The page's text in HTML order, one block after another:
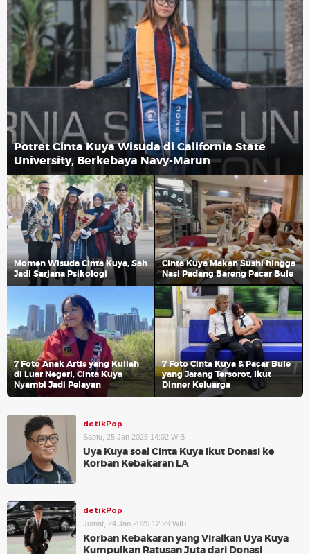
Potret Cinta Kuya Wisuda di California State
University, Berkebaya Navy-Marun
Momen Wisuda Cinta Kuya, Sah
Jadi Sarjana Psikologi
Cinta Kuya Makan Sushi hingga
Nasi Padang Bareng Pacar Bule
7 Foto Anak Artis yang Kuliah
di Luar Negeri, Cinta Kuya
Nyambi Jadi Pelayan
7 Foto Cinta Kuya & Pacar Bule
yang Jarang Tersorot, Ikut
Dinner Keluarga
detikPop
Sabtu, 25 Jan 2025 14:02 WIB
Uya Kuya soal Cinta Kuya Ikut Donasi ke
Korban Kebakaran LA
detikPop
Jumat, 24 Jan 2025 12:29 WIB
Korban Kebakaran yang Viralkan Uya Kuya
Kumpulkan Ratusan Juta dari Donasi